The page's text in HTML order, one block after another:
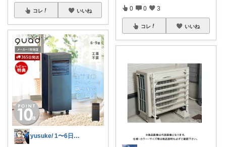
コレ いいね
yusuke/ 1〜6日購入感謝♫
0 0 3
コレ いいね